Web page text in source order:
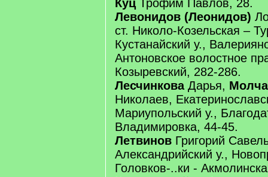
Куц Трофим Павлов, 28.
Левонидов (Леонидов)
ст. Николо-Козельская –
Кустанайский у.,
Антоновское волостное
Козыревский, 282-286.
ЛесчинковаДарья,
Николаев,
Мариупольский у.,
Владимировка, 44-45.
Летвинов Григорий
Александрийский у.,
Головков-..ки -